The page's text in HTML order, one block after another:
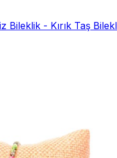
Bileklik - Kırık Taş